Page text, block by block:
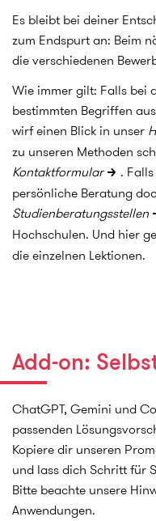
Es bleibt bei deiner
zum Endspurt an: Beim
die verschiedenen
Wie immer gilt: Falls bei
bestimmten Begriffen
wirf einen Blick in unser
zu unseren Methoden
Kontaktformular
.
persönliche Beratung
Studienberatungsstellen
Hochschulen. Und hier
die einzelnen Lektionen.
Add-on:
ChatGPT, Gemini und
passenden
Kopiere dir unseren
und lass dich Schritt für
Bitte beachte unsere
Anwendungen.